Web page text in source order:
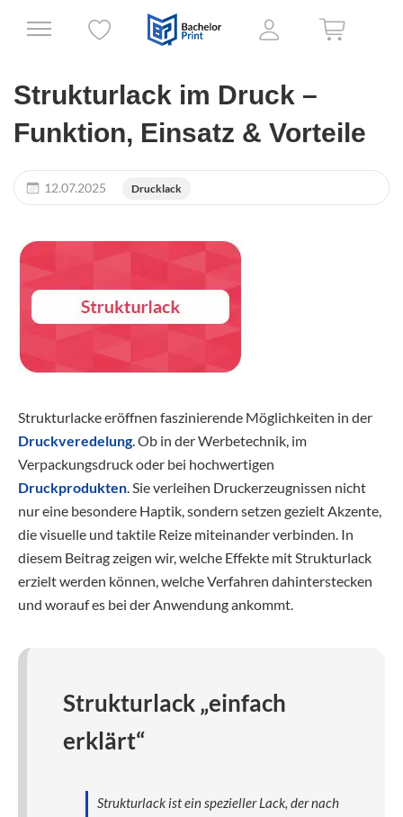
Strukturlack im Druck –
Funktion, Einsatz & Vorteile
12.07.2025 Drucklack
Strukturlacke eröffnen faszinierende Möglichkeiten in der
Druckveredelung. Ob in der Werbetechnik, im
Verpackungsdruck oder bei hochwertigen
Druckprodukten. Sie verleihen Druckerzeugnissen nicht
nur eine besondere Haptik, sondern setzen gezielt Akzente,
die visuelle und taktile Reize miteinander verbinden. In
diesem Beitrag zeigen wir, welche Effekte mit Strukturlack
erzielt werden können, welche Verfahren dahinterstecken
und worauf es bei der Anwendung ankommt.
Strukturlack „einfach
erklärt“
Strukturlack ist ein spezieller Lack, der nach